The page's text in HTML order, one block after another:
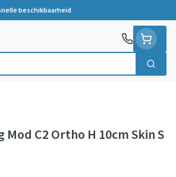
beschikbaarheid
Zoek
Mod C2 Ortho H 10cm Skin S